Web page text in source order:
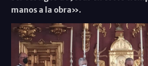
manos a la obra».